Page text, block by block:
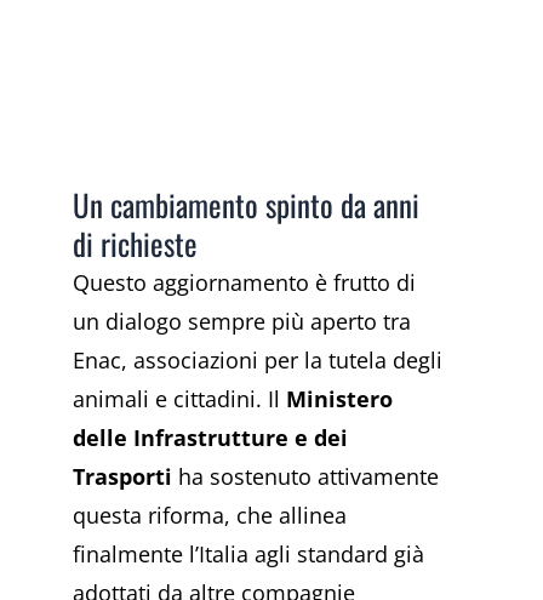
Un cambiamento spinto da anni
di richieste
Questo aggiornamento è frutto di
un dialogo sempre più aperto tra
Enac, associazioni per la tutela degli
animali e cittadini. Il Ministero
delle Infrastrutture e dei
Trasporti ha sostenuto attivamente
questa riforma, che allinea
finalmente l’Italia agli standard già
adottati da altre compagnie